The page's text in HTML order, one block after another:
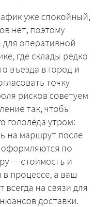
уже спокойный,
нет, поэтому
оперативной
где склады редко
въезда в город и
точку
рисков советуем
так, чтобы
гололёда утром:
на маршрут после
оформляются по
— стоимость и
процессе, а ваш
на связи для
доставки.